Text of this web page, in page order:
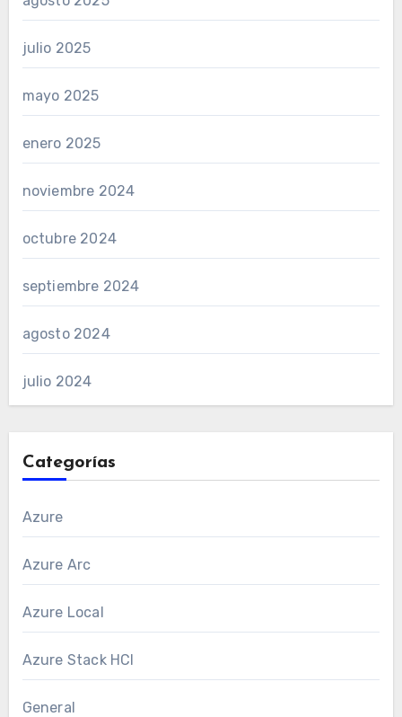
julio 2025
mayo 2025
enero 2025
noviembre 2024
octubre 2024
septiembre 2024
agosto 2024
julio 2024
Categorías
Azure
Azure Arc
Azure Local
Azure Stack HCI
General